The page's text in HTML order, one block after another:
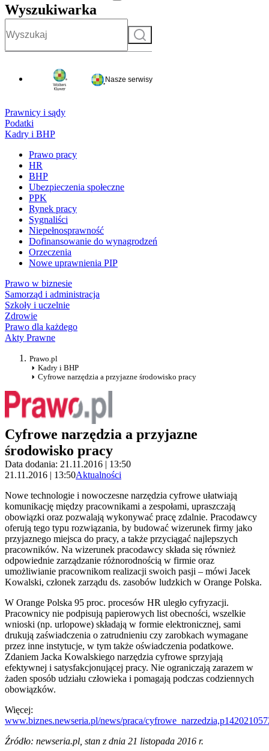
Wyszukiwarka
Szukaj
Nasze serwisy
Prawnicy i sądy
Podatki
Kadry i BHP
Prawo pracy
HR
BHP
Ubezpieczenia społeczne
PPK
Rynek pracy
Sygnaliści
Niepełnosprawność
Dofinansowanie do wynagrodzeń
Orzeczenia
Nowe uprawnienia PIP
Prawo w biznesie
Samorząd i administracja
Szkoły i uczelnie
Zdrowie
Prawo dla każdego
Akty Prawne
Prawo.pl
Kadry i BHP
Cyfrowe narzędzia a przyjazne środowisko pracy
Cyfrowe narzędzia a przyjazne
środowisko pracy
Data dodania: 21.11.2016 | 13:50
21.11.2016 | 13:50Aktualności
Nowe technologie i nowoczesne narzędzia cyfrowe ułatwiają
komunikację między pracownikami a zespołami, upraszczają
obowiązki oraz pozwalają wykonywać pracę zdalnie. Pracodawcy
oferują tego typu rozwiązania, by budować wizerunek firmy jako
przyjaznego miejsca do pracy, a także przyciągać najlepszych
pracowników. Na wizerunek pracodawcy składa się również
odpowiednie zarządzanie różnorodnością w firmie oraz
umożliwianie pracownikom realizacji swoich pasji – mówi Jacek
Kowalski, członek zarządu ds. zasobów ludzkich w Orange Polska.
W Orange Polska 95 proc. procesów HR uległo cyfryzacji.
Pracownicy nie podpisują papierowych list obecności, wszelkie
wnioski (np. urlopowe) składają w formie elektronicznej, sami
drukują zaświadczenia o zatrudnieniu czy zarobkach wymagane
przez inne instytucje, w tym także oświadczenia podatkowe.
Zdaniem Jacka Kowalskiego narzędzia cyfrowe sprzyjają
efektywnej i satysfakcjonującej pracy. Nie ograniczają zarazem w
żaden sposób udziału człowieka i pomagają podczas codziennych
obowiązków.
Więcej:
www.biznes.newseria.pl/news/praca/
Źródło: newseria.pl, stan z dnia 21 listopada 2016 r.